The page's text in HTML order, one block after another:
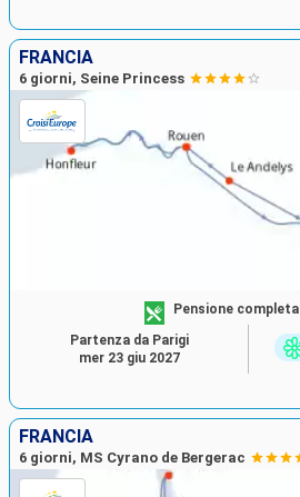
FRANCIA
6 giorni, Seine Princess
Pensione completa
Partenza da Parigi
mer 23 giu 2027
FRANCIA
6 giorni, MS Cyrano de Bergerac